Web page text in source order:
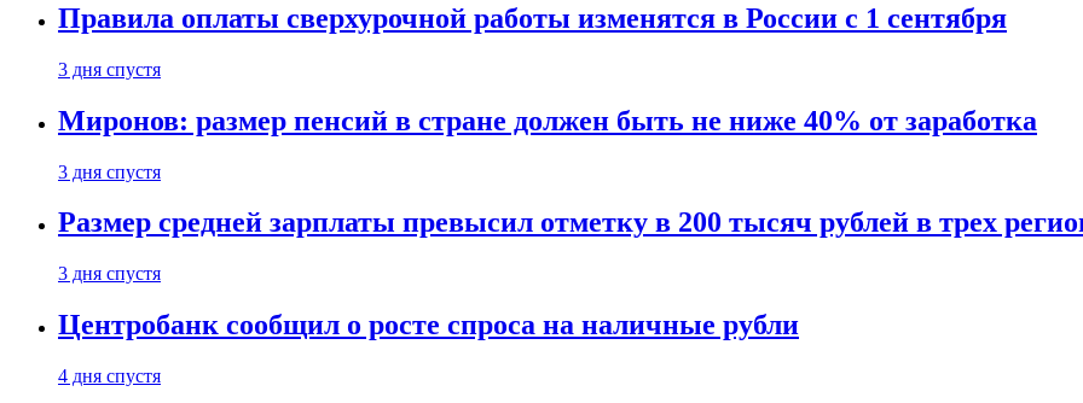
Правила оплаты сверхурочной работы изменятся в России с 1 сентября
3 дня спустя
Миронов: размер пенсий в стране должен быть не ниже 40% от заработка
3 дня спустя
Размер средней зарплаты превысил отметку в 200 тысяч рублей в трех
3 дня спустя
Центробанк сообщил о росте спроса на наличные рубли
4 дня спустя